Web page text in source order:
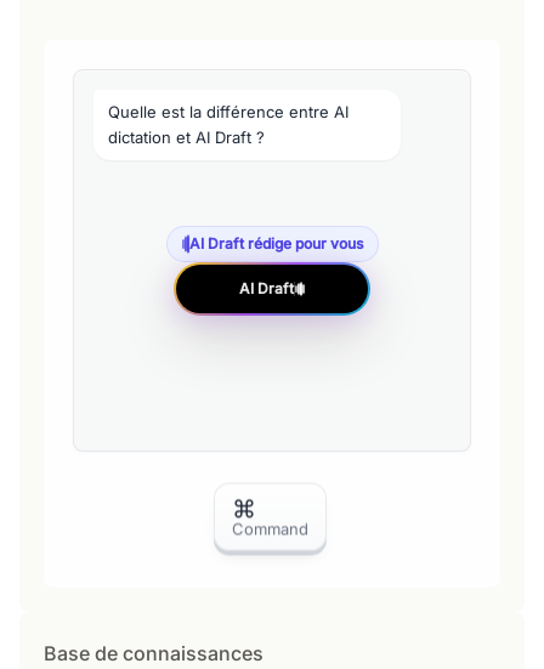
Quelle est la différence entre AI
dictation et AI Draft ?
AI Draft rédige pour vous
AI Draft
⌘
Command
Base de connaissances